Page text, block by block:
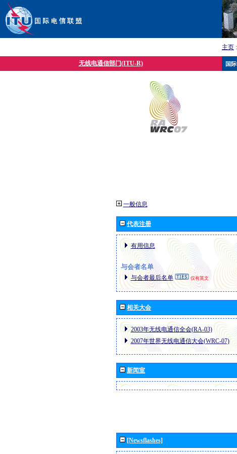
主页 :
无线电通信部门(ITU-R)
一般信息
代表注册
有用信息
与会者名单
与会者最后名单 仅有英文
相关大会
2003年无线电通信全会(RA-03)
2007年世界无线电通信大会(WRC-07)
新闻室
[Newsflashes]
国